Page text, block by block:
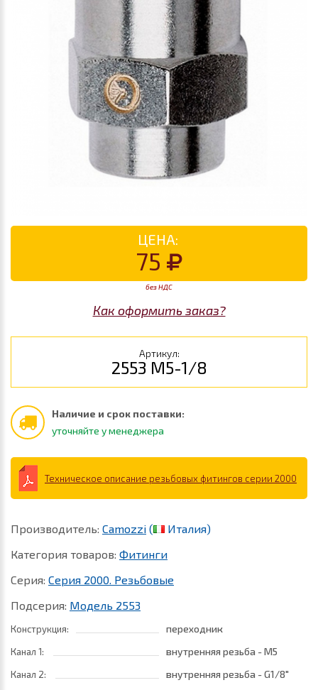
ЦЕНА:
75
без НДС
Как оформить заказ?
Артикул:
2553 M5-1/8
Наличие и срок поставки:
уточняйте у менеджера
Техническое описание резьбовых фитингов серии 2000
Производитель: Camozzi (
Италия)
Категория товаров: Фитинги
Серия: Серия 2000. Резьбовые
Подсерия: Модель 2553
Конструкция: переходник
Канал 1: внутренняя резьба - M5
Канал 2:
внутренняя резьба - G1/8"